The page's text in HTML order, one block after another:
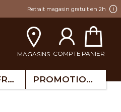
Retrait magasin gratuit en 2h
MAGASINS COMPTE PANIER
MADE IN FRANCE PROMOTIONS